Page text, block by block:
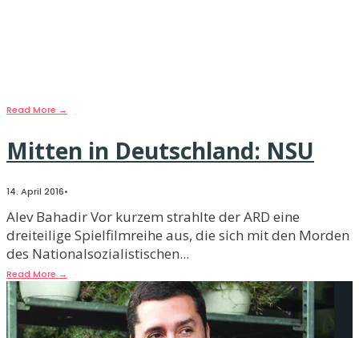
Read More →
Mitten in Deutschland: NSU
14. April 2016•
Alev Bahadir Vor kurzem strahlte der ARD eine
dreiteilige Spielfilmreihe aus, die sich mit den Morden
des Nationalsozialistischen...
Read More →